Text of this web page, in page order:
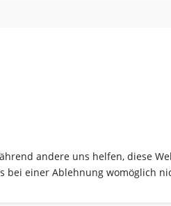
andere uns helfen, diese
bei einer Ablehnung womöglich